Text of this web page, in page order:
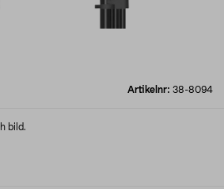
Artikelnr: 38-8094
bild.